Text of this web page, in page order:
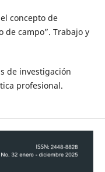
concepto de
de campo”. Trabajo y
de investigación
profesional.